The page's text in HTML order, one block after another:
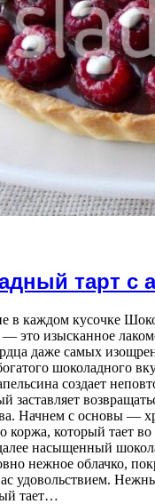
тарт с
в каждом кусочке
это изысканное
даже самых
шоколадного
создает
заставляет
Начнем с основы —
коржа, который тает во
насыщенный
нежное облачко,
удовольствием.
тает…